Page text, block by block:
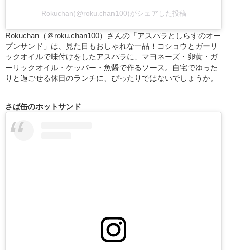
Rokuchan(@roku.chan100)がシェアした投稿
Rokuchan（＠roku.chan100）さんの「アスパラとしらすのオー
プンサンド」は、見た目もおしゃれな一品！コショウとガーリ
ックオイルで味付けをしたアスパラに、マヨネーズ・卵黄・ガ
ーリックオイル・ケッパー・魚醤で作るソース。自宅でゆった
りと過ごせる休日のランチに、ぴったりではないでしょうか。
さば缶のホットサンド